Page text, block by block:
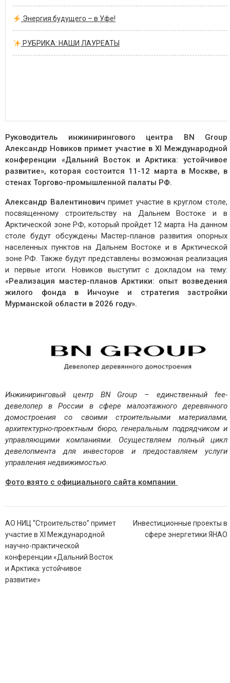
Энергия будущего – в Уфе!
РУБРИКА: НАШИ ЛАУРЕАТЫ
Руководитель инжинирингового центра BN Group
Александр Новиков примет участие в XI Международной
конференции «Дальний Восток и Арктика: устойчивое
развитие», которая состоится 11-12 марта в Москве, в
стенах Торгово-промышленной палаты РФ.
Александр Валентинович примет участие в круглом столе,
посвященному строительству на Дальнем Востоке и в
Арктической зоне РФ, который пройдет 12 марта. На данном
столе будут обсуждены Мастер-планов развития опорных
населенных пунктов на Дальнем Востоке и в Арктической
зоне РФ. Также будут представлены возможная реализация
и первые итоги. Новиков выступит с докладом на тему:
«Реализация мастер-планов Арктики: опыт возведения
жилого фонда в Инчоуне и стратегия застройки
Мурманской области в 2026 году».
Инжиниринговый центр BN Group – единственный fee-
девелопер в России в сфере малоэтажного деревянного
домостроения со своими строительными материалами,
архитектурно-проектным бюро, генеральным подрядчиком и
управляющими компаниями. Осуществляем полный цикл
девелопмента для инвесторов и предоставляем услуги
управления недвижимостью.
Фото взято с официального сайта компании
Навигация
по
записям
АО НИЦ “Строительство” примет
участие в XI Международной
научно-практической
конференции «Дальний Восток
и Арктика: устойчивое
развитие»
Инвестиционные проекты в
сфере энергетики ЯНАО